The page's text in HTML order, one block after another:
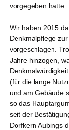
vorgegeben hatte.
Wir haben 2015
Denkmalpflege
vorgeschlagen.
Jahre hinzogen,
(für die lange
und am Gebäude
so das
seit der
Dorfkern Aubings